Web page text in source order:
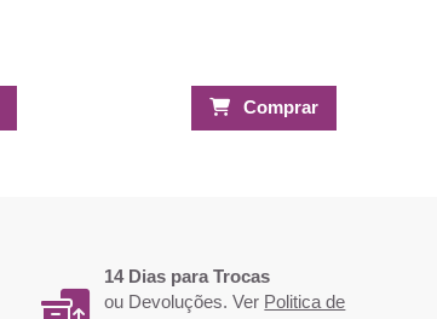
Comprar
14 Dias para Trocas
ou Devoluções. Ver Politica de